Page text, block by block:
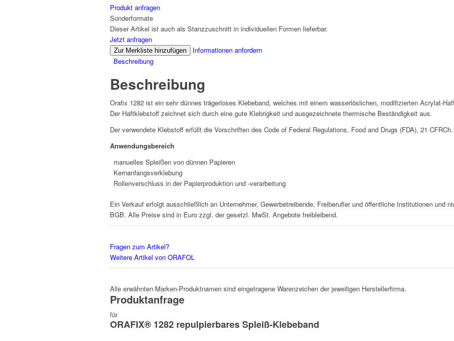
Produkt anfragen
Sonderformate
Dieser Artikel ist auch als Stanzzuschnitt in individuellen Formen lieferbar.
Jetzt anfragen
Zur Merkliste hinzufügen
Informationen anfordern
Beschreibung
Beschreibung
Orafix 1282 ist ein sehr dünnes trägerloses Klebeband, welches mit einem wasserlöslichen, modifizierten Acrylat-
Der Haftklebstoff zeichnet sich durch eine gute Klebrigkeit und ausgezeichnete thermische Beständigkeit aus.
Der verwendete Klebstoff erfüllt die Vorschriften des Code of Federal Regulations, Food and Drugs (FDA), 21
Anwendungsbereich
manuelles Spleißen von dünnen Papieren
Kernanfangsverklebung
Rollenverschluss in der Papierproduktion und -verarbeitung
Ein Verkauf erfolgt ausschließlich an Unternehmer, Gewerbetreibende, Freiberufler und öffentliche Institutionen und
BGB. Alle Preise sind in Euro zzgl. der gesetzl. MwSt. Angebote freibleibend.
Fragen zum Artikel?
Weitere Artikel von ORAFOL
Alle erwähnten Marken-Produktnamen sind eingetragene Warenzeichen der jeweiligen Herstellerfirma.
Produktanfrage
für
ORAFIX® 1282 repulpierbares Spleiß-Klebeband